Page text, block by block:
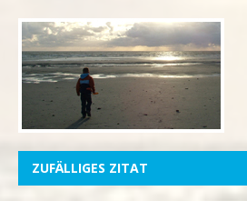
ZUFÄLLIGES ZITAT